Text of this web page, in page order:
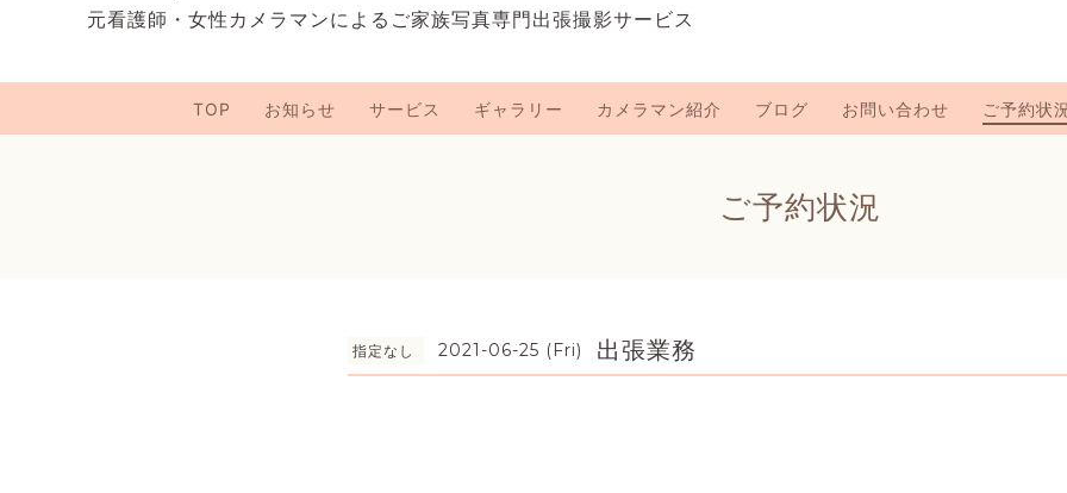
元看護師・女性カメラマンによるご家族写真専門出張撮影サービス
TOP お知らせ サービス ギャラリー カメラマン紹介 ブログ お問い合わせ ご予約状況
ご予約状況
指定なし 2021-06-25 (Fri) 出張業務